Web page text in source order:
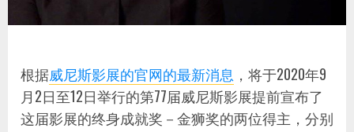
根据威尼斯影展的官网的最新消息 ，将于2020年9
月2日至12日举行的第77届威尼斯影展提前宣布了
这届影展的终身成就奖－金狮奖的两位得主，分别